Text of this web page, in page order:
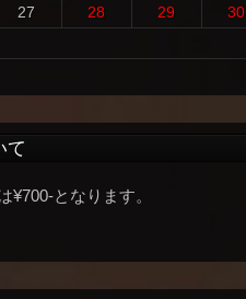
27 28 29
30
て
¥700-となります。